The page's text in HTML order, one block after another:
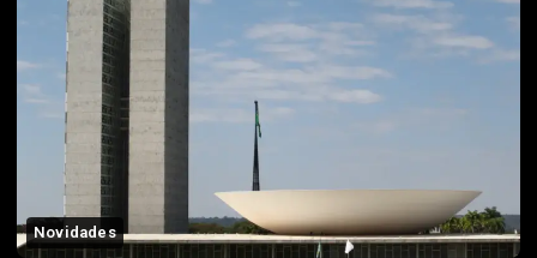
Novidades